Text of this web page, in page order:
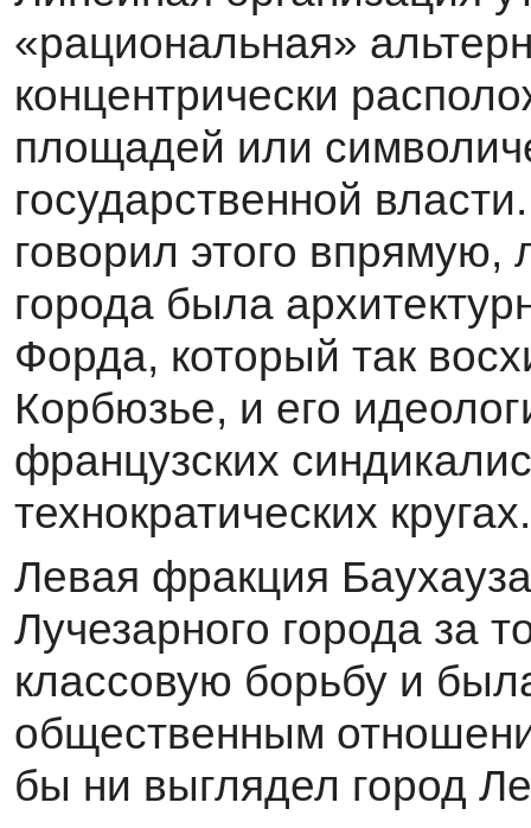
«рациональная»
концентрически
площадей или
государственной
говорил этого впрямую,
города была
Форда, который так
Корбюзье, и его
французских
технократических кругах.
Левая фракция
Лучезарного города за
классовую борьбу и
общест­венным
бы ни выглядел город